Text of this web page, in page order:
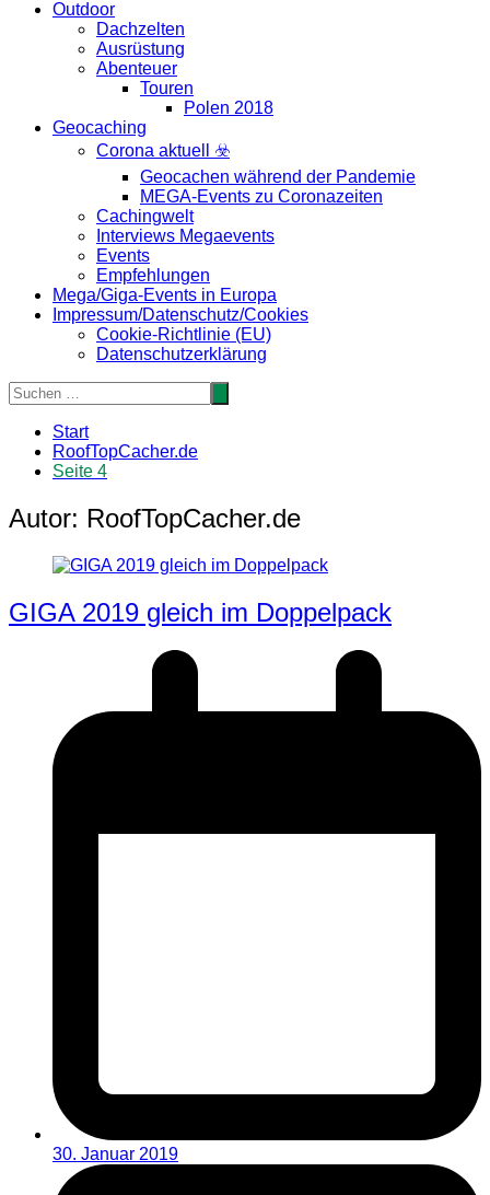
Outdoor
Dachzelten
Ausrüstung
Abenteuer
Touren
Polen 2018
Geocaching
Corona aktuell ☣️
Geocachen während der Pandemie
MEGA-Events zu Coronazeiten
Cachingwelt
Interviews Megaevents
Events
Empfehlungen
Mega/Giga-Events in Europa
Impressum/Datenschutz/Cookies
Cookie-Richtlinie (EU)
Datenschutzerklärung
Start
RoofTopCacher.de
Seite 4
Autor: RoofTopCacher.de
GIGA 2019 gleich im Doppelpack
30. Januar 2019